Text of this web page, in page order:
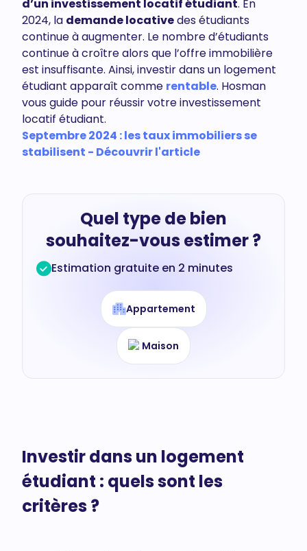
d’un investissement locatif étudiant. En
2024, la demande locativedes étudiants
continue à augmenter. Le nombre d’étudiants
continue à croître alors que l’offre immobilière
est insuffisante. Ainsi, investir dans un logement
étudiant apparaît comme rentable. Hosman
vous guide pour réussir votre investissement
locatif étudiant.
Septembre 2024 : les taux immobiliers se
stabilisent - Découvrir l'article
Quel type de bien
souhaitez-vous estimer ?
Estimation gratuite en 2 minutes
Appartement
Maison
Investir dans un logement
étudiant : quels sont les
critères ?